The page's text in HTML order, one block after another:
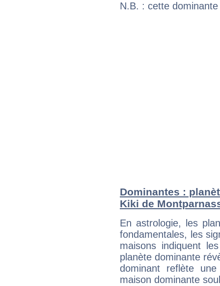
N.B. : cette
Dominantes :
Kiki de
En astrologie, les
fondamentales, les
maisons indiquent
planète dominante
dominant reflète
maison dominante